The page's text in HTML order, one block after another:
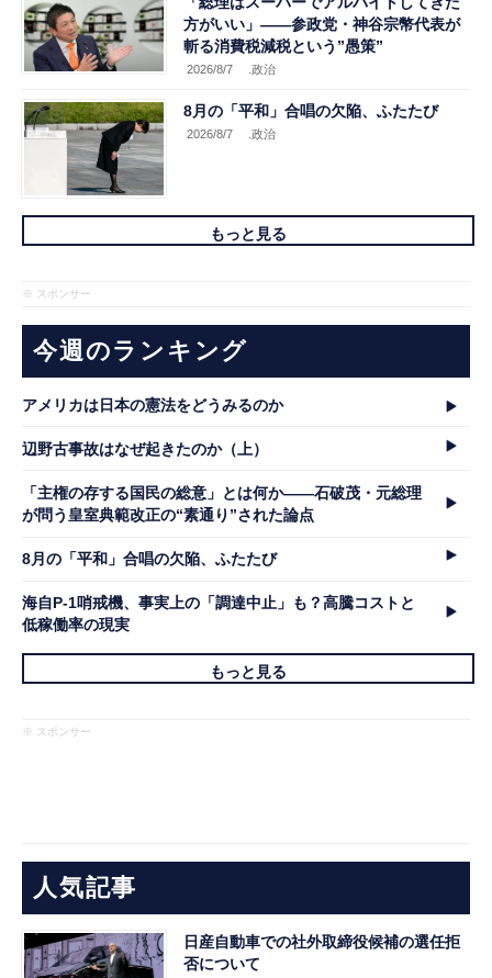
方がいい」――参政党・神谷宗幣代表が
斬る消費税減税という”愚策”
2026/8/7 .政治
8月の「平和」合唱の欠陥、ふたたび
2026/8/7 .政治
もっと見る
※ スポンサー
今週のランキング
アメリカは日本の憲法をどうみるのか
辺野古事故はなぜ起きたのか（上）
「主権の存する国民の総意」とは何か――石破茂・元総理
が問う皇室典範改正の“素通り”された論点
8月の「平和」合唱の欠陥、ふたたび
海自P-1哨戒機、事実上の「調達中止」も？高騰コストと
低稼働率の現実
もっと見る
※ スポンサー
人気記事
日産自動車での社外取締役候補の選任拒
否について